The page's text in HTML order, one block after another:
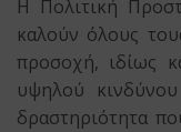
Η Πολιτική
καλούν όλους
προσοχή, ιδίως
υψηλού
δραστηριότητα